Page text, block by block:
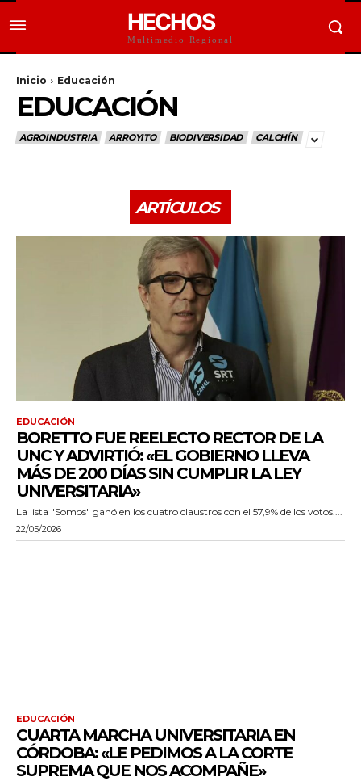
HECHOS
Multimedio Regional
Inicio Educación
EDUCACIÓN
AGROINDUSTRIA ARROYITO BIODIVERSIDAD CALCHÍN
ARTÍCULOS
EDUCACIÓN
BORETTO FUE REELECTO RECTOR DE LA
UNC Y ADVIRTIÓ: «EL GOBIERNO LLEVA
MÁS DE 200 DÍAS SIN CUMPLIR LA LEY
UNIVERSITARIA»
La lista "Somos" ganó en los cuatro claustros con el 57,9% de los votos....
22/05/2026
EDUCACIÓN
CUARTA MARCHA UNIVERSITARIA EN
CÓRDOBA: «LE PEDIMOS A LA CORTE
SUPREMA QUE NOS ACOMPAÑE»